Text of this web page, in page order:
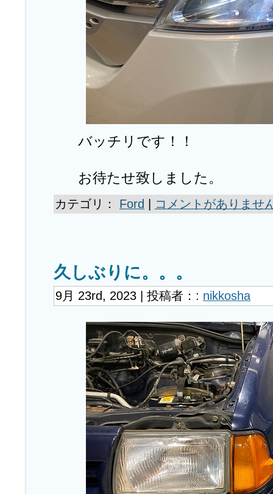
バッチリです！！
お待たせ致しました。
カテゴリ： Ford コメントがありませ
久しぶりに。。。
9月 23rd, 2023 | 投稿者：: nikkosha